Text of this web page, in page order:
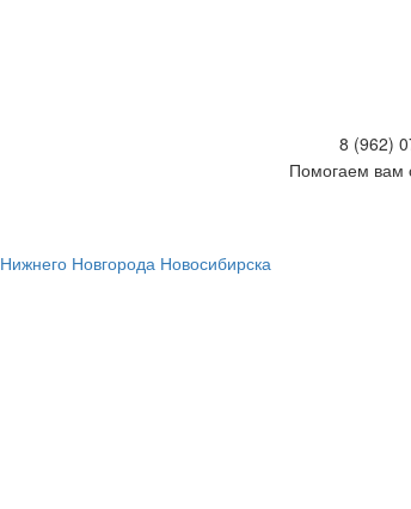
8 (962)
Нижнего Новгорода Новосибирска
Помогаем вам